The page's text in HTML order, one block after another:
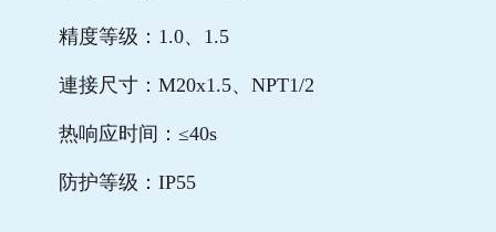
精度等级：1.0、1.5
連接尺寸：M20x1.5、NPT1/2
热响应时间：≤40s
防护等级：IP55